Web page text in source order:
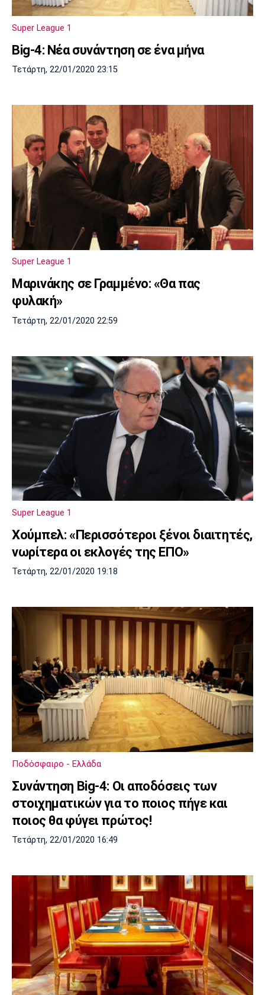
Super League 1
Big-4: Νέα συνάντηση σε ένα μήνα
Τετάρτη, 22/01/2020 23:15
Super League 1
Μαρινάκης σε Γραμμένο: «Θα πας
φυλακή»
Τετάρτη, 22/01/2020 22:59
Super League 1
Χούμπελ: «Περισσότεροι ξένοι διαιτητές,
νωρίτερα οι εκλογές της ΕΠΟ»
Τετάρτη, 22/01/2020 19:18
Ποδόσφαιρο - Ελλάδα
Συνάντηση Big-4: Oι αποδόσεις των
στοιχηματικών για το ποιος πήγε και
ποιος θα φύγει πρώτος!
Τετάρτη, 22/01/2020 16:49